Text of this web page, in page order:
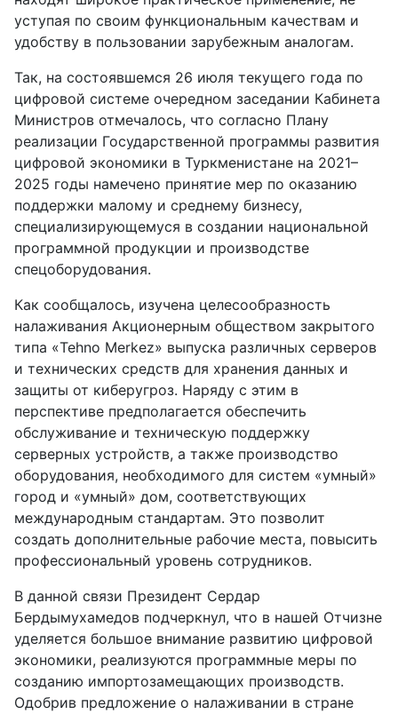
уступая по своим функциональным качествам и
удобству в пользовании зарубежным аналогам.
Так, на состоявшемся 26 июля текущего года по
цифровой системе очередном заседании Кабинета
Министров отмечалось, что согласно Плану
реализации Государственной программы развития
цифровой экономики в Туркменистане на 2021–
2025 годы намечено принятие мер по оказанию
поддержки малому и среднему бизнесу,
специализирующемуся в создании национальной
программной продукции и производстве
спецоборудования.
Как сообщалось, изучена целесообразность
налаживания Акционерным обществом закрытого
типа «Tehno Merkez» выпуска различных серверов
и технических средств для хранения данных и
защиты от киберугроз. Наряду с этим в
перспективе предполагается обеспечить
обслуживание и техническую поддержку
серверных устройств, а также производство
оборудования, необходимого для систем «умный»
город и «умный» дом, соответствующих
международным стандартам. Это позволит
создать дополнительные рабочие места, повысить
профессиональный уровень сотрудников.
В данной связи Президент Сердар
Бердымухамедов подчеркнул, что в нашей Отчизне
уделяется большое внимание развитию цифровой
экономики, реализуются программные меры по
созданию импортозамещающих производств.
Одобрив предложение о налаживании в стране